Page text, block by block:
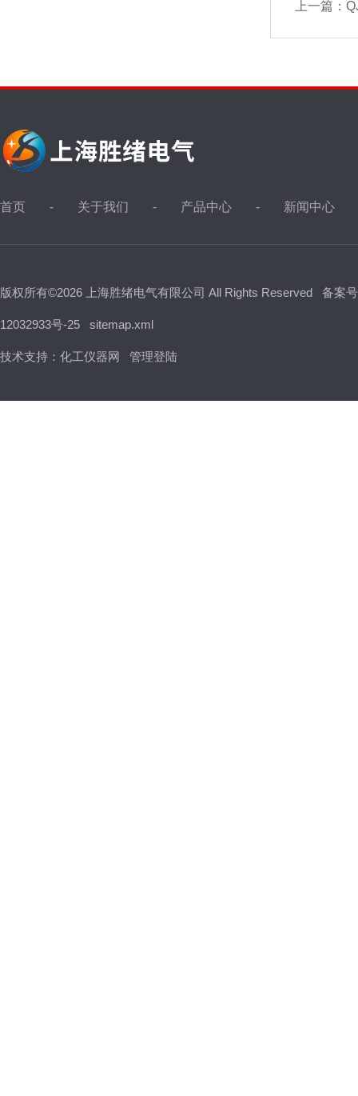
上一篇：
首页 关于我们 产品中心 新闻中心
版权所有©2026 上海胜绪电气有限公司 All Rights Reserved 备案
12032933号-25 sitemap.xml
技术支持： 化工仪器网 管理登陆